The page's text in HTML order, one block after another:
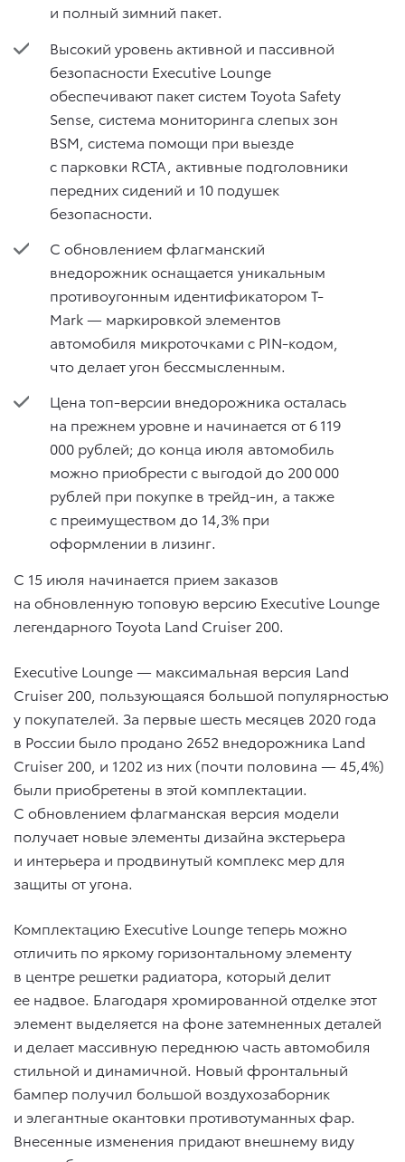
и полный зимний пакет.
Высокий уровень активной и пассивной
безопасности Executive Lounge
обеспечивают пакет систем Toyota Safety
Sense, система мониторинга слепых зон
BSM, система помощи при выезде
с парковки RCTA, активные подголовники
передних сидений и 10 подушек
безопасности.
С обновлением флагманский
внедорожник оснащается уникальным
противоугонным идентификатором T-
Mark — маркировкой элементов
автомобиля микроточками с PIN-кодом,
что делает угон бессмысленным.
Цена топ-версии внедорожника осталась
на прежнем уровне и начинается от 6 119
000 рублей; до конца июля автомобиль
можно приобрести с выгодой до 200 000
рублей при покупке в трейд-ин, а также
с преимуществом до 14,3% при
оформлении в лизинг.
C 15 июля начинается прием заказов
на обновленную топовую версию Executive Lounge
легендарного Toyota Land Cruiser 200.
Executive Lounge — максимальная версия Land
Cruiser 200, пользующаяся большой популярностью
у покупателей. За первые шесть месяцев 2020 года
в России было продано 2652 внедорожника Land
Cruiser 200, и 1202 из них (почти половина — 45,4%)
были приобретены в этой комплектации.
С обновлением флагманская версия модели
получает новые элементы дизайна экстерьера
и интерьера и продвинутый комплекс мер для
защиты от угона.
Комплектацию Executive Lounge теперь можно
отличить по яркому горизонтальному элементу
в центре решетки радиатора, который делит
ее надвое. Благодаря хромированной отделке этот
элемент выделяется на фоне затемненных деталей
и делает массивную переднюю часть автомобиля
стильной и динамичной. Новый фронтальный
бампер получил большой воздухозаборник
и элегантные окантовки противотуманных фар.
Внесенные изменения придают внешнему виду